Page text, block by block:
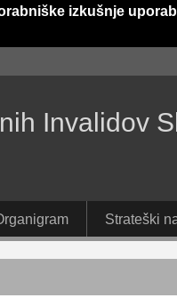
izkušnje
Invalidov
Strateški